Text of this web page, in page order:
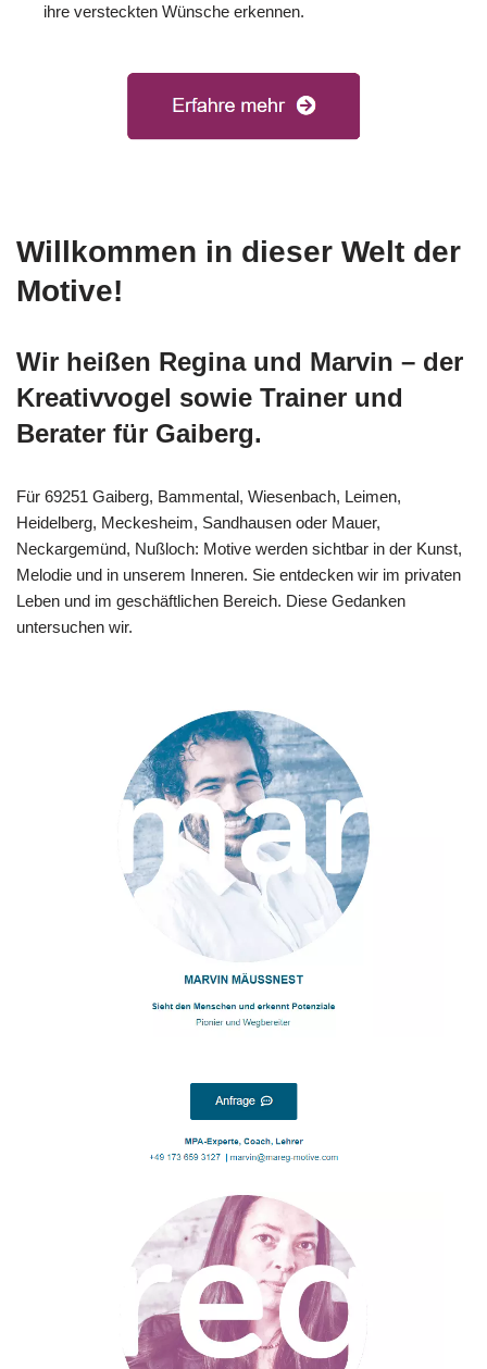
ihre versteckten Wünsche erkennen.
Willkommen in dieser Welt der
Motive!
Wir heißen Regina und Marvin – der
Kreativvogel sowie Trainer und
Berater für Gaiberg.
Für 69251 Gaiberg, Bammental, Wiesenbach, Leimen,
Heidelberg, Meckesheim, Sandhausen oder Mauer,
Neckargemünd, Nußloch: Motive werden sichtbar in der Kunst,
Melodie und in unserem Inneren. Sie entdecken wir im privaten
Leben und im geschäftlichen Bereich. Diese Gedanken
untersuchen wir.